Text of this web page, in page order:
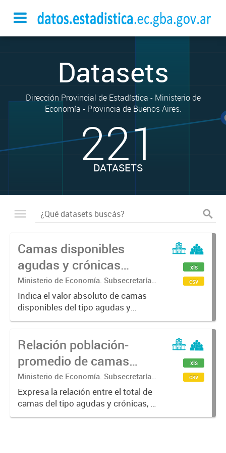
Datasets
Dirección Provincial de Estadística - Ministerio de
Economía - Provincia de Buenos Aires.
221
DATASETS
Camas disponibles
agudas y crónicas
según dependencia
municipal, provincial y
nacional. 2010 - 2022
Ministerio de Economía. Subsecretaría
de Coordinación Económica y
Estadística. Dirección Provincial de
Estadística.
Indica el valor absoluto de camas
disponibles del tipo agudas y
crónicas según el tipo de
xls
csv
Relación población-
promedio de camas
(agudas y crónicas).
Total Provincia. Años
2010 - 2022
Ministerio de Economía. Subsecretaría
de Coordinación Económica y
Estadística. Dirección Provincial de
Estadística.
Expresa la relación entre el total de
camas del tipo agudas y crónicas, y
el total de población. Se calcula
xls
csv